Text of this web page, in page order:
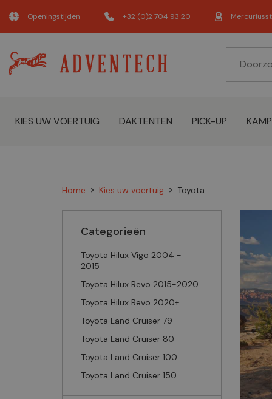
Openingstijden +32 (0)2 704 93 20
KIES UW VOERTUIG DAKTENTEN PICK-UP
Home chevron_right Kies uw voertuig chevron_right Toyota
Categorieën
Toyota Hilux Vigo 2004 -
2015
Toyota Hilux Revo 2015-2020
Toyota Hilux Revo 2020+
Toyota Land Cruiser 79
Toyota Land Cruiser 80
Toyota Land Cruiser 100
Toyota Land Cruiser 150